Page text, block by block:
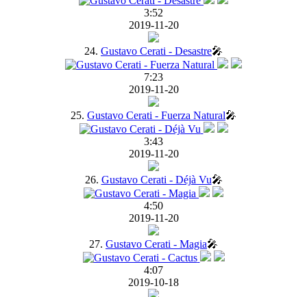
3:52
2019-11-20
24. Gustavo Cerati - Desastre🎤
7:23
2019-11-20
25. Gustavo Cerati - Fuerza Natural🎤
3:43
2019-11-20
26. Gustavo Cerati - Déjà Vu🎤
4:50
2019-11-20
27. Gustavo Cerati - Magia🎤
4:07
2019-10-18